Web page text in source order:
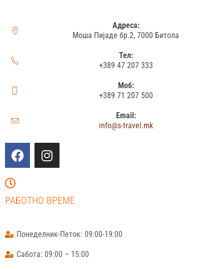
Адреса:
Моша Пијаде бр.2, 7000 Битола
Тел:
+389 47 207 333
Моб:
+389 71 207 500
Email:
info@s-travel.mk
РАБОТНО ВРЕМЕ
Понеделник-Петок: 09:00-19:00
Сабота: 09:00 – 15:00